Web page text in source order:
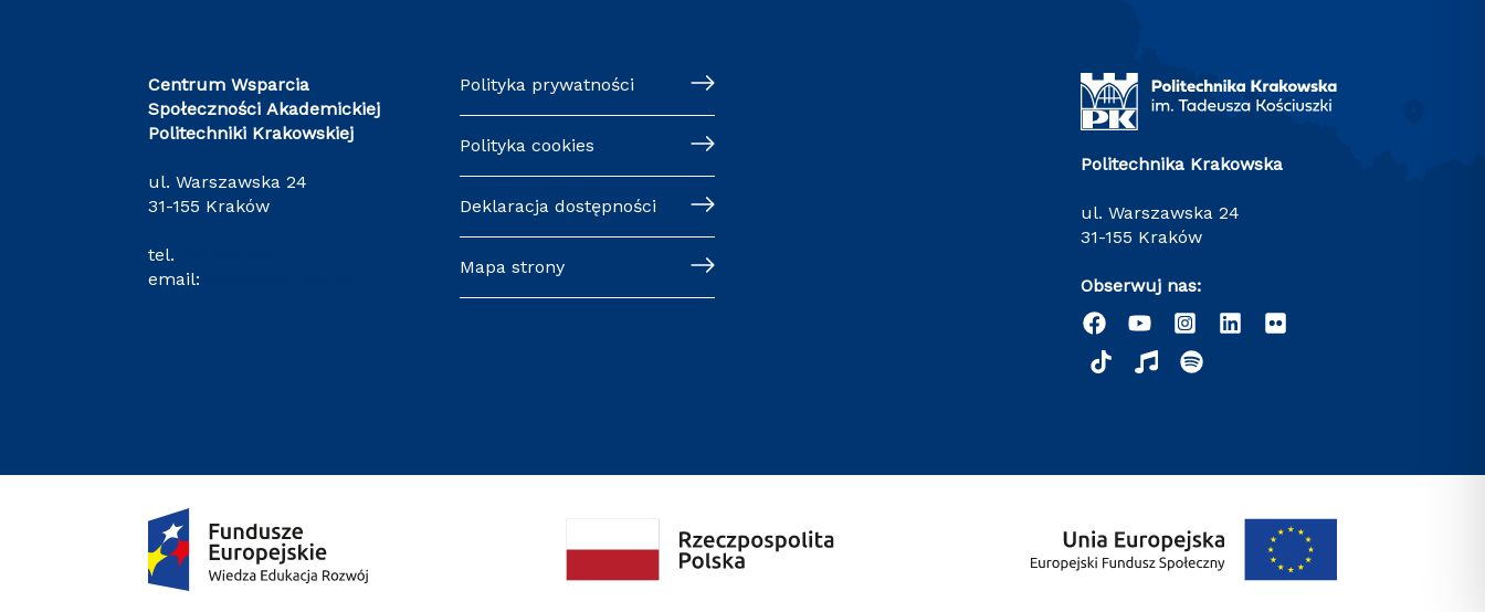
Centrum Wsparcia
Społeczności Akademickiej
Politechniki Krakowskiej
ul. Warszawska 24
31-155 Kraków
tel.
email:
Polityka prywatności
Polityka cookies
Deklaracja dostępności
Mapa strony
Politechnika Krakowska
ul. Warszawska 24
31-155 Kraków
Obserwuj nas: